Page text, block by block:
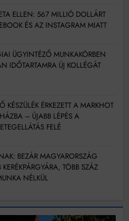
ELLEN: 567 MILLIÓ DOLLÁRT
ÉS AZ INSTAGRAM MIATT
ÜGYINTÉZŐ MUNKAKÖRBEN
IDŐTARTAMRA ÚJ KOLLÉGÁT
KÉSZÜLÉK ÉRKEZETT A MARKHOT
– ÚJABB LÉPÉS A
FELÉ
BEZÁR MAGYARORSZÁG
TÖBB SZÁZ
NÉLKÜL